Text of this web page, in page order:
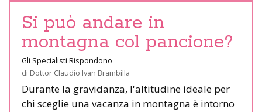
Si può andare in
montagna col pancione?
Gli Specialisti Rispondono
di Dottor Claudio Ivan Brambilla
Durante la gravidanza, l'altitudine ideale per
chi sceglie una vacanza in montagna è intorno